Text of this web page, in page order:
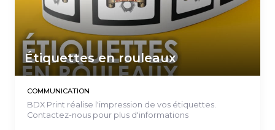
Étiquettes en rouleaux
COMMUNICATION
BDX Print réalise l'impression de vos étiquettes.
Contactez-nous pour plus d'informations